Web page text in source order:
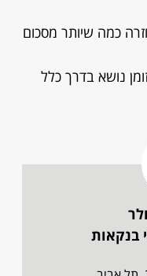
כמה שיותר מסכום
נושא בדרך כלל
בנקאות